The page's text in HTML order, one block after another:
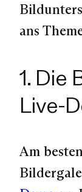
ans
1. Die
Live-
Am